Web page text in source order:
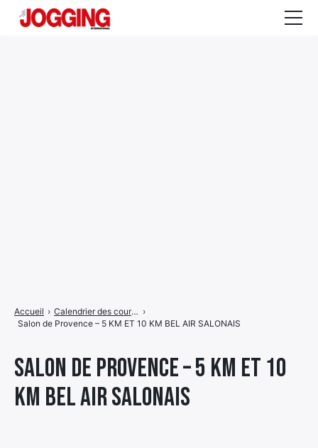
Salon de Provence – 5 KM ET 10
KM BEL AIR SALONAIS
Accueil › Calendrier des courses ›
Salon de Provence – 5 KM ET 10 KM BEL AIR SALONAIS
de
menu
Élément
de
menu
Élément
de
menu